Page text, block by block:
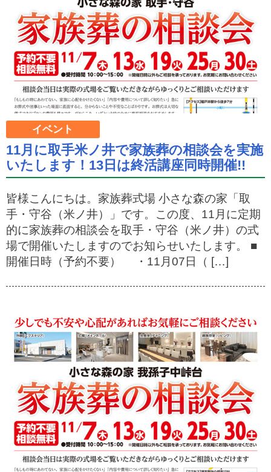
イベント
11月に取手米ノ井で家族葬の相談会を実施
いたします！13日は終活講座同時開催!!
皆様こんにちは。家族葬式場 小さな森の家「取
手・守谷（米ノ井）」です。この度、11月に定期
的に家族葬の相談会を取手・守谷（米ノ井）の式
場で開催いたしますのでお知らせいたします。 ■
開催日時（予約不要） ・11月07日（ […]